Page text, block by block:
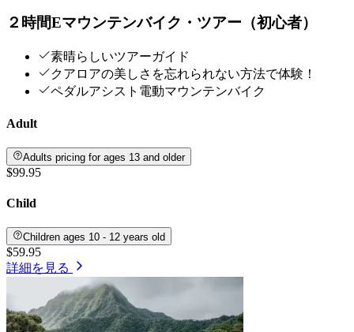
２時間Eマウンテンバイク・ツアー（初心者）
素晴らしいツアーガイド
クアロアの美しさを忘れられない方法で体験！
ペダルアシスト電動マウンテンバイク
Adult
Adults pricing for ages 13 and older
$99.95
Child
Children ages 10 - 12 years old
$59.95
詳細を見る